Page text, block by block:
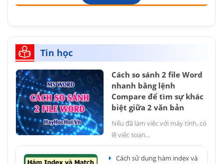
Tin học
Cách so sánh 2 file Word
nhanh bằng lệnh
Compare để tìm sự khác
biệt giữa 2 văn bản
Nếu đã làm việc với máy tính, có
lẽ việc soạn...
Cách sử dụng hàm index và